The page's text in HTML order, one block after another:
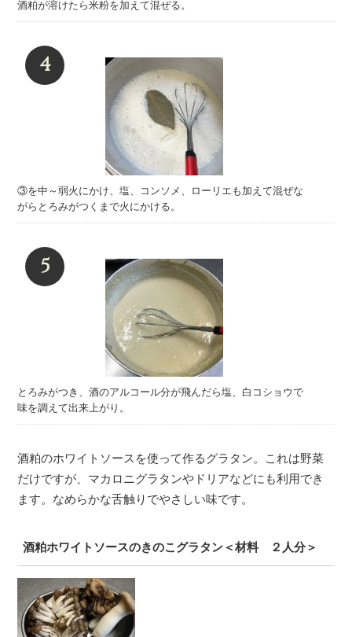
酒粕が溶けたら米粉を加えて混ぜる。
③を中～弱火にかけ、塩、コンソメ、ローリエも加えて混ぜな
がらとろみがつくまで火にかける。
とろみがつき、酒のアルコール分が飛んだら塩、白コショウで
味を調えて出来上がり。
酒粕のホワイトソースを使って作るグラタン。これは野菜
だけですが、マカロニグラタンやドリアなどにも利用でき
ます。なめらかな舌触りでやさしい味です。
酒粕ホワイトソースのきのこグラタン＜材料 ２人分＞